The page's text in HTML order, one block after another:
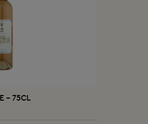
AU PANIER
- 75CL